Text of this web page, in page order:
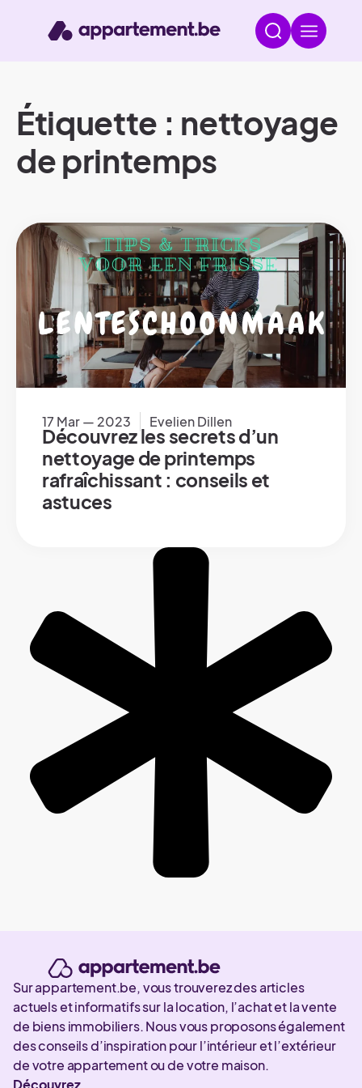
Étiquette : nettoyage
de printemps
17 Mar — 2023 Evelien Dillen
Découvrez les secrets d’un
nettoyage de printemps
rafraîchissant : conseils et
astuces
Sur appartement.be, vous trouverez des articles
actuels et informatifs sur la location, l’achat et la vente
de biens immobiliers. Nous vous proposons également
des conseils d’inspiration pour l’intérieur et l’extérieur
de votre appartement ou de votre maison.
Découvrez